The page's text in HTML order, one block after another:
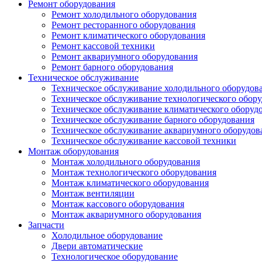
Ремонт оборудования
Ремонт холодильного оборудования
Ремонт ресторанного оборудования
Ремонт климатического оборудования
Ремонт кассовой техники
Ремонт аквариумного оборудования
Ремонт барного оборудования
Техническое обслуживание
Техническое обслуживание холодильного
Техническое обслуживание технологического
Техническое обслуживание климатического
Техническое обслуживание барного оборудования
Техническое обслуживание аквариумного
Техническое обслуживание кассовой техники
Монтаж оборудования
Монтаж холодильного оборудования
Монтаж технологического оборудования
Монтаж климатического оборудования
Монтаж вентиляции
Монтаж кассового оборудования
Монтаж аквариумного оборудования
Запчасти
Холодильное оборудование
Двери автоматические
Технологическое оборудование